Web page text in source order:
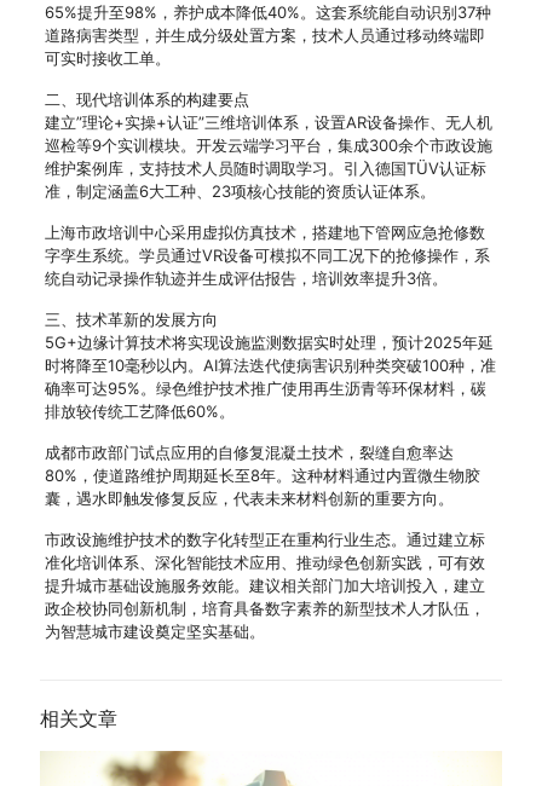
65%提升至98%，养护成本降低40%。这套系统能自动识别37种
道路病害类型，并生成分级处置方案，技术人员通过移动终端即
可实时接收工单。
二、现代培训体系的构建要点
建立”理论+实操+认证”三维培训体系，设置AR设备操作、无人机
巡检等9个实训模块。开发云端学习平台，集成300余个市政设施
维护案例库，支持技术人员随时调取学习。引入德国TÜV认证标
准，制定涵盖6大工种、23项核心技能的资质认证体系。
上海市政培训中心采用虚拟仿真技术，搭建地下管网应急抢修数
字孪生系统。学员通过VR设备可模拟不同工况下的抢修操作，系
统自动记录操作轨迹并生成评估报告，培训效率提升3倍。
三、技术革新的发展方向
5G+边缘计算技术将实现设施监测数据实时处理，预计2025年延
时将降至10毫秒以内。AI算法迭代使病害识别种类突破100种，准
确率可达95%。绿色维护技术推广使用再生沥青等环保材料，碳
排放较传统工艺降低60%。
成都市政部门试点应用的自修复混凝土技术，裂缝自愈率达
80%，使道路维护周期延长至8年。这种材料通过内置微生物胶
囊，遇水即触发修复反应，代表未来材料创新的重要方向。
市政设施维护技术的数字化转型正在重构行业生态。通过建立标
准化培训体系、深化智能技术应用、推动绿色创新实践，可有效
提升城市基础设施服务效能。建议相关部门加大培训投入，建立
政企校协同创新机制，培育具备数字素养的新型技术人才队伍，
为智慧城市建设奠定坚实基础。
相关文章